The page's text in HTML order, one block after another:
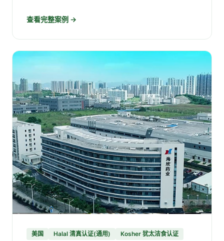
查看完整案例 →
美国 Halal 清真认证(通用) Kosher 犹太洁食认证